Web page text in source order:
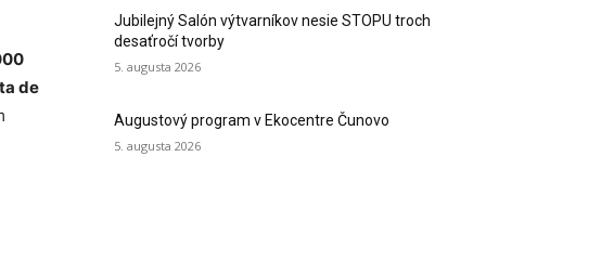
de
Jubilejný Salón výtvarníkov nesie STOPU troch
desaťročí tvorby
5. augusta 2026
Augustový program v Ekocentre Čunovo
5. augusta 2026